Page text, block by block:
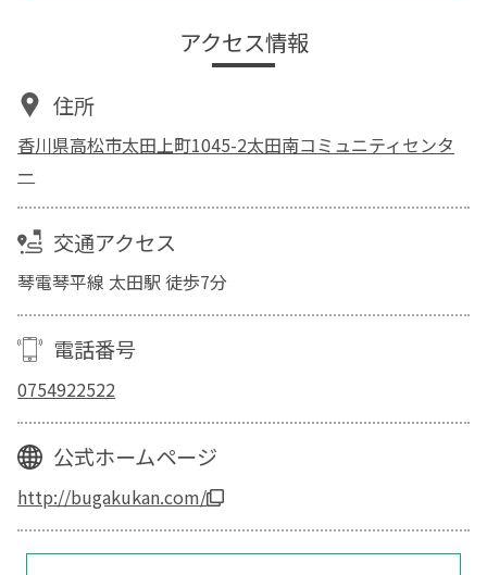
アクセス情報
住所
香川県高松市太田上町1045-2太田南コミュニティセンタ
ー
交通アクセス
琴電琴平線 太田駅 徒歩7分
電話番号
0754922522
公式ホームページ
http://bugakukan.com/